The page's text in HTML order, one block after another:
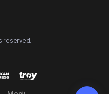
reserved.